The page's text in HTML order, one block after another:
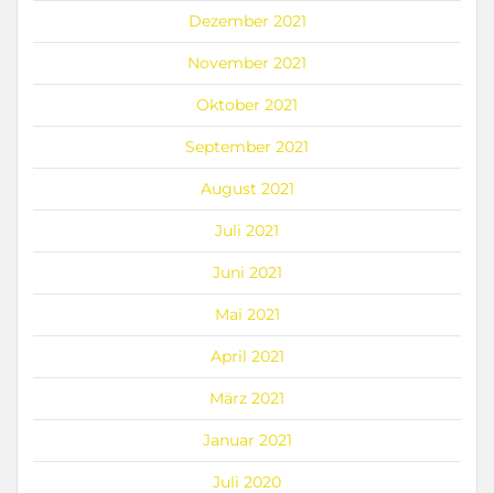
Dezember 2021
November 2021
Oktober 2021
September 2021
August 2021
Juli 2021
Juni 2021
Mai 2021
April 2021
März 2021
Januar 2021
Juli 2020